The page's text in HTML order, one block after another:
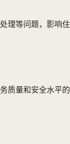
理等问题，影响住
质量和安全水平的